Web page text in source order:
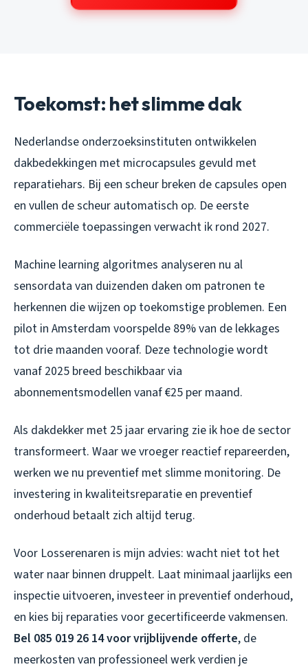
Toekomst: het slimme dak
Nederlandse onderzoeksinstituten ontwikkelen
dakbedekkingen met microcapsules gevuld met
reparatiehars. Bij een scheur breken de capsules open
en vullen de scheur automatisch op. De eerste
commerciële toepassingen verwacht ik rond 2027.
Machine learning algoritmes analyseren nu al
sensordata van duizenden daken om patronen te
herkennen die wijzen op toekomstige problemen. Een
pilot in Amsterdam voorspelde 89% van de lekkages
tot drie maanden vooraf. Deze technologie wordt
vanaf 2025 breed beschikbaar via
abonnementsmodellen vanaf €25 per maand.
Als dakdekker met 25 jaar ervaring zie ik hoe de sector
transformeert. Waar we vroeger reactief repareerden,
werken we nu preventief met slimme monitoring. De
investering in kwaliteitsreparatie en preventief
onderhoud betaalt zich altijd terug.
Voor Losserenaren is mijn advies: wacht niet tot het
water naar binnen druppelt. Laat minimaal jaarlijks een
inspectie uitvoeren, investeer in preventief onderhoud,
en kies bij reparaties voor gecertificeerde vakmensen.
Bel 085 019 26 14 voor vrijblijvende offerte, de
meerkosten van professioneel werk verdien je